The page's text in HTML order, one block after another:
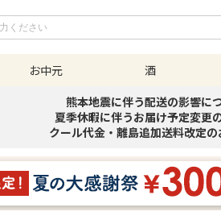
お中元 酒
熊本地震に伴う配送の影響に
夏季休暇に伴うお届け予定変更
クール代金・離島追加送料改定